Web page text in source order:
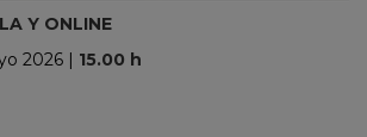
Y ONLINE
2026
15.00 h